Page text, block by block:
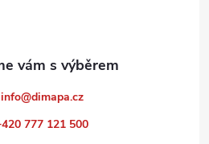
info@dimapa.cz
777 121 500